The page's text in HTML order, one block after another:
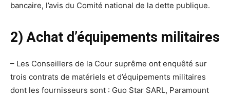
bancaire, l’avis du Comité national de la dette publique.
2) Achat d’équipements militaires
– Les Conseillers de la Cour suprême ont enquêté sur
trois contrats de matériels et d’équipements militaires
dont les fournisseurs sont : Guo Star SARL, Paramount